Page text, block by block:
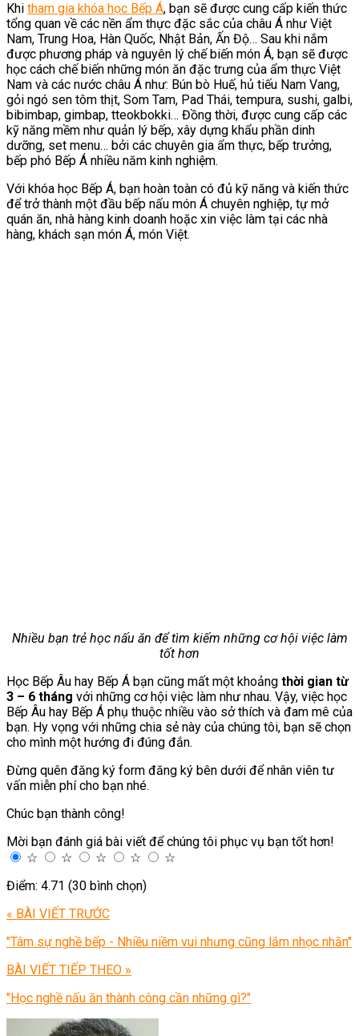
Khi tham gia khóa học Bếp Á, bạn sẽ được cung cấp kiến thức
tổng quan về các nền ẩm thực đặc sắc của châu Á như Việt
Nam, Trung Hoa, Hàn Quốc, Nhật Bản, Ấn Độ… Sau khi nắm
được phương pháp và nguyên lý chế biến món Á, bạn sẽ được
học cách chế biến những món ăn đặc trưng của ẩm thực Việt
Nam và các nước châu Á như: Bún bò Huế, hủ tiếu Nam Vang,
gỏi ngó sen tôm thịt, Som Tam, Pad Thái, tempura, sushi, galbi,
bibimbap, gimbap, tteokbokki… Đồng thời, được cung cấp các
kỹ năng mềm như quản lý bếp, xây dựng khẩu phần dinh
dưỡng, set menu… bởi các chuyên gia ẩm thực, bếp trưởng,
bếp phó Bếp Á nhiều năm kinh nghiệm.
Với khóa học Bếp Á, bạn hoàn toàn có đủ kỹ năng và kiến thức
để trở thành một đầu bếp nấu món Á chuyên nghiệp, tự mở
quán ăn, nhà hàng kinh doanh hoặc xin việc làm tại các nhà
hàng, khách sạn món Á, món Việt.
Nhiều bạn trẻ học nấu ăn để tìm kiếm những cơ hội việc làm
tốt hơn
Học Bếp Âu hay Bếp Á bạn cũng mất một khoảng thời gian từ
3 – 6 tháng với những cơ hội việc làm như nhau. Vậy, việc học
Bếp Âu hay Bếp Á phụ thuộc nhiều vào sở thích và đam mê của
bạn. Hy vọng với những chia sẻ này của chúng tôi, bạn sẽ chọn
cho mình một hướng đi đúng đắn.
Đừng quên đăng ký form đăng ký bên dưới để nhân viên tư
vấn miễn phí cho bạn nhé.
Chúc bạn thành công!
Mời bạn đánh giá bài viết để chúng tôi phục vụ bạn tốt hơn!
☆
☆ ☆ ☆
☆
Điểm: 4.71 (30 bình chọn)
« BÀI VIẾT TRƯỚC
"Tâm sự nghề bếp - Nhiều niềm vui nhưng cũng lắm nhọc nhằn"
BÀI VIẾT TIẾP THEO »
"Học nghề nấu ăn thành công cần những gì?"